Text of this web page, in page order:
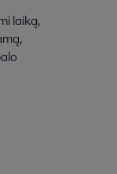
laiką,